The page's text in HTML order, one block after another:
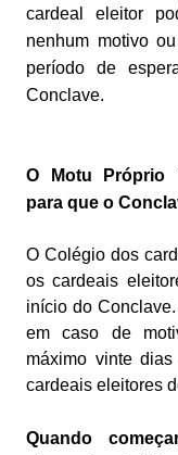
cardeal eleitor
nenhum motivo ou
período de
Conclave.
O Motu Próprio
para que o
O Colégio dos
os cardeais
início do
em caso de
máximo vinte
cardeais eleitores
Quando